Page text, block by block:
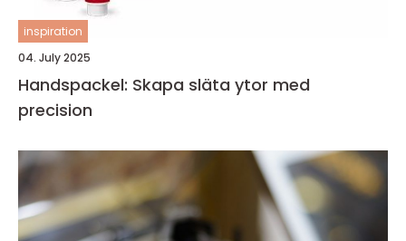
inspiration
04. July 2025
Handspackel: Skapa släta ytor med
precision